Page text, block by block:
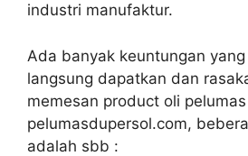
industri manufaktur.
Ada banyak keuntungan
langsung dapatkan dan
memesan product oli
pelumasdupersol.com,
adalah sbb :